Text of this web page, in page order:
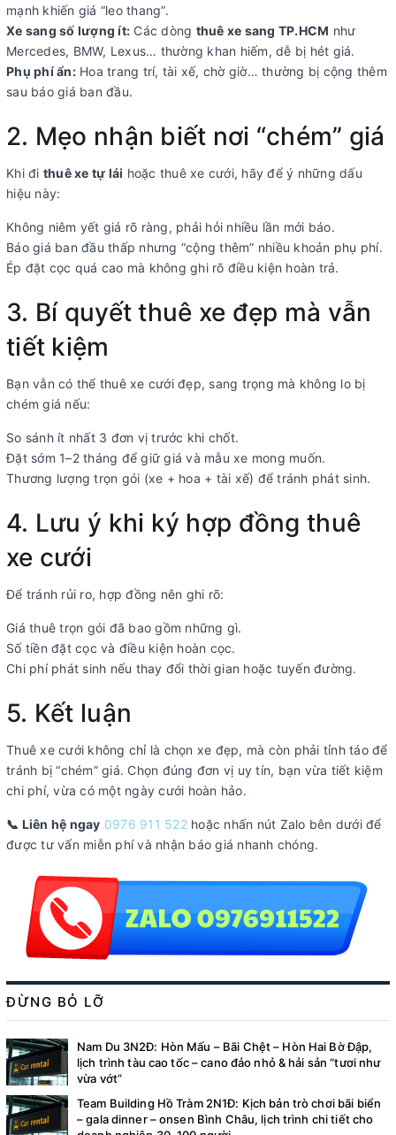
mạnh khiến giá “leo thang”.
Xe sang số lượng ít: Các dòng thuê xe sang TP.HCM như
Mercedes, BMW, Lexus… thường khan hiếm, dễ bị hét giá.
Phụ phí ẩn:Hoa trang trí, tài xế, chờ giờ… thường bị cộng thêm
sau báo giá ban đầu.
2. Mẹo nhận biết nơi “chém” giá
Khi đi thuê xe tự lái hoặc thuê xe cưới, hãy để ý những dấu
hiệu này:
Không niêm yết giá rõ ràng, phải hỏi nhiều lần mới báo.
Báo giá ban đầu thấp nhưng “cộng thêm” nhiều khoản phụ phí.
Ép đặt cọc quá cao mà không ghi rõ điều kiện hoàn trả.
3. Bí quyết thuê xe đẹp mà vẫn
tiết kiệm
Bạn vẫn có thể thuê xe cưới đẹp, sang trọng mà không lo bị
chém giá nếu:
So sánh ít nhất 3 đơn vị trước khi chốt.
Đặt sớm 1–2 tháng để giữ giá và mẫu xe mong muốn.
Thương lượng trọn gói (xe + hoa + tài xế) để tránh phát sinh.
4. Lưu ý khi ký hợp đồng thuê
xe cưới
Để tránh rủi ro, hợp đồng nên ghi rõ:
Giá thuê trọn gói đã bao gồm những gì.
Số tiền đặt cọc và điều kiện hoàn cọc.
Chi phí phát sinh nếu thay đổi thời gian hoặc tuyến đường.
5. Kết luận
Thuê xe cưới không chỉ là chọn xe đẹp, mà còn phải tỉnh táo để
tránh bị “chém” giá. Chọn đúng đơn vị uy tín, bạn vừa tiết kiệm
chi phí, vừa có một ngày cưới hoàn hảo.
📞 Liên hệ ngay 0976 911 522hoặc nhấn nút Zalo bên dưới để
được tư vấn miễn phí và nhận báo giá nhanh chóng.
ĐỪNG BỎ LỠ
Nam Du 3N2Đ: Hòn Mấu – Bãi Chệt – Hòn Hai Bờ Đập,
lịch trình tàu cao tốc – cano đảo nhỏ & hải sản “tươi như
vừa vớt”
Team Building Hồ Tràm 2N1Đ: Kịch bản trò chơi bãi biển
– gala dinner – onsen Bình Châu, lịch trình chi tiết cho